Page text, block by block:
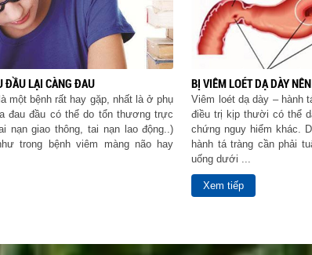
ĐẦU LẠI CÀNG ĐAU
một bệnh rất hay gặp, nhất là ở phụ
đau đầu có thể do tổn thương trực
nạn giao thông, tai nạn lao động..)
trong bệnh viêm màng não hay
BỊ VIÊM LOÉT DẠ DÀY
Viêm loét dạ dày – hành
điều trị kịp thười có thể
chứng nguy hiểm khác.
hành tá tràng cần phải
uống dưới ...
Xem tiếp